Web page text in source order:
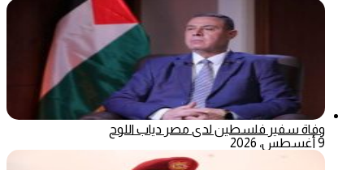
وفاة سفير فلسطين لدى مصر دياب اللوح
9 أغسطس، 2026